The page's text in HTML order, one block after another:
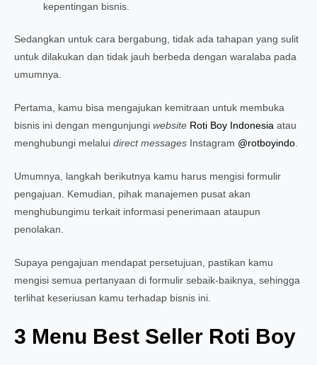
kepentingan bisnis.
Sedangkan untuk cara bergabung, tidak ada tahapan yang sulit
untuk dilakukan dan tidak jauh berbeda dengan waralaba pada
umumnya.
Pertama, kamu bisa mengajukan kemitraan untuk membuka
bisnis ini dengan mengunjungi website Roti Boy Indonesia atau
menghubungi melalui direct messages Instagram @rotboyindo
Umumnya, langkah berikutnya kamu harus mengisi formulir
pengajuan. Kemudian, pihak manajemen pusat akan
menghubungimu terkait informasi penerimaan ataupun
penolakan.
Supaya pengajuan mendapat persetujuan, pastikan kamu
mengisi semua pertanyaan di formulir sebaik-baiknya, sehingga
terlihat keseriusan kamu terhadap bisnis ini.
3 Menu Best Seller Roti Boy